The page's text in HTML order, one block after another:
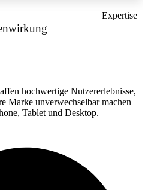
Expertise
hochwertige Nutzererlebnisse,
Marke unverwechselbar machen –
Tablet und Desktop.